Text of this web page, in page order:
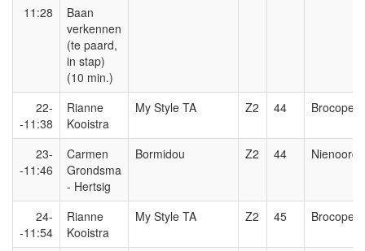
11:28
Baan
verkennen
(te paard,
in stap)
(10 min.)
22-
-11:38
Rianne
Kooistra
My Style TA Z2 44 Brocope
23-
-11:46
Carmen
Grondsma
- Hertsig
Bormidou Z2 44 Nienoord
24-
-11:54
Rianne
Kooistra
My Style TA Z2 45 Brocope